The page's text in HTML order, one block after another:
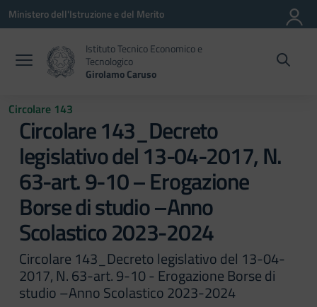
Vai ai contenuti
Vai al menu di navigazione
Vai al footer
Ministero dell'Istruzione e del Merito
Istituto Tecnico Economico e
Tecnologico
Girolamo Caruso
Circolare 143
Circolare 143_Decreto
legislativo del 13-04-2017, N.
63-art. 9-10 – Erogazione
Borse di studio –Anno
Scolastico 2023-2024
Circolare 143_Decreto legislativo del 13-04-
2017, N. 63-art. 9-10 - Erogazione Borse di
studio –Anno Scolastico 2023-2024